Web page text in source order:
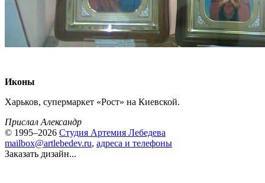
Иконы
Харьков, супермаркет «Рост» на Киевской.
Прислал Александр
© 1995–2026 Студия Артемия Лебедева
mailbox@artlebedev.ru, адреса и телефоны
Заказать дизайн...